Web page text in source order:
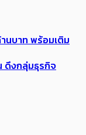
านบาท พร้อมเติม
ดึงกลุ่มธุรกิจ